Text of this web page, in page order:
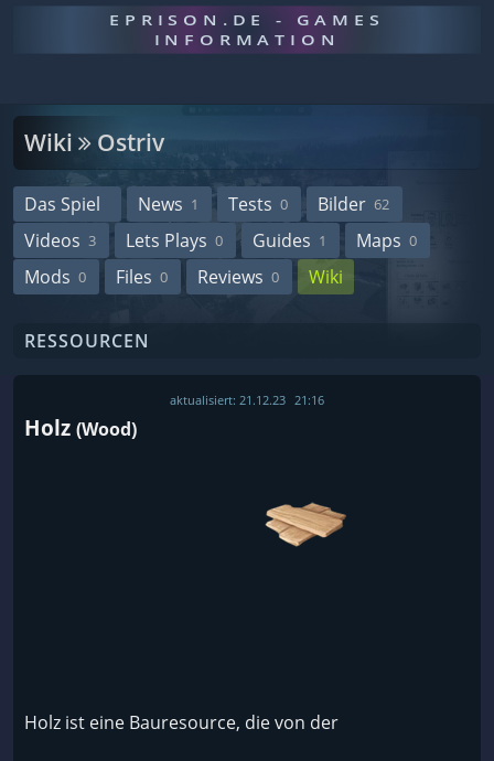
EPRISON.DE - GAMES
INFORMATION
Wiki Ostriv
Das Spiel News 1 Tests 0 Bilder 62
Videos 3 Lets Plays 0 Guides 1 Maps 0
Mods 0 Files 0 Reviews 0 Wiki
RESSOURCEN
aktualisiert: 21.12.23 21:16
Holz (Wood)
Holz ist eine Bauresource, die von der